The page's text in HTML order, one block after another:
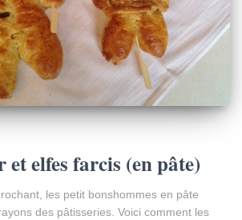
elfes farcis (en pâte)
les petit bonshommes en pâte
des pâtisseries. Voici comment les